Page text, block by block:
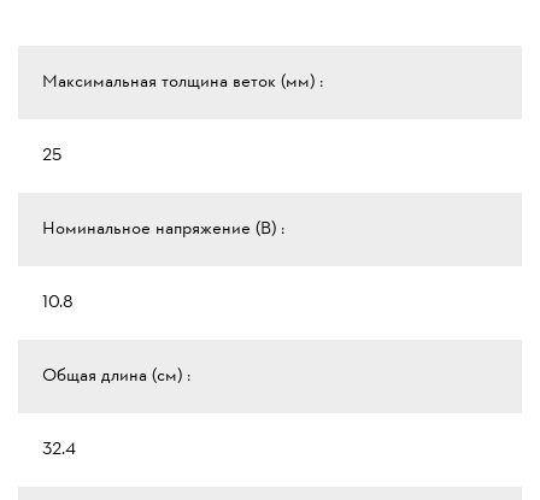
Максимальная толщина веток (мм) :
25
Номинальное напряжение (В) :
10.8
Общая длина (см) :
32.4